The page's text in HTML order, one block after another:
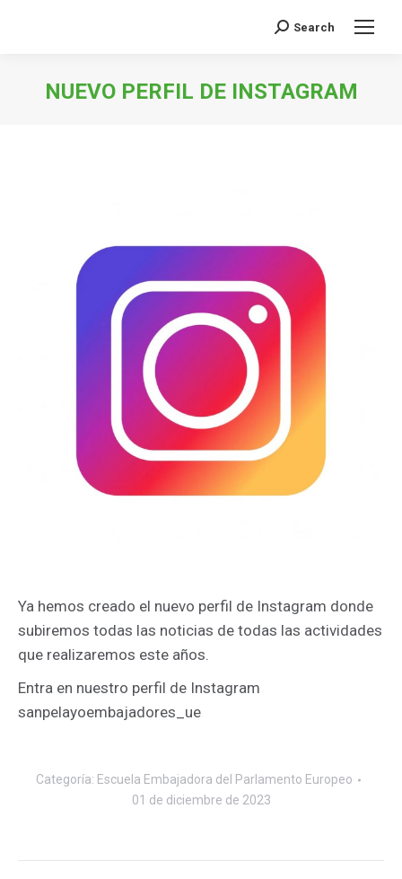
Buscar:
Search
NUEVO PERFIL DE INSTAGRAM
Ya hemos creado el nuevo perfil de Instagram donde
subiremos todas las noticias de todas las actividades
que realizaremos este años.
Entra en nuestro perfil de Instagram
sanpelayoembajadores_ue
Categoría: Escuela Embajadora del Parlamento Europeo
01 de diciembre de 2023